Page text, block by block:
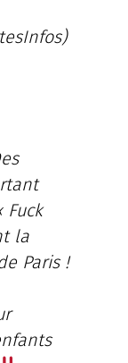
la
Paris !